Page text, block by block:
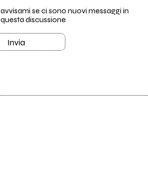
avvisami se ci sono nuovi messaggi in
questa discussione
Invia